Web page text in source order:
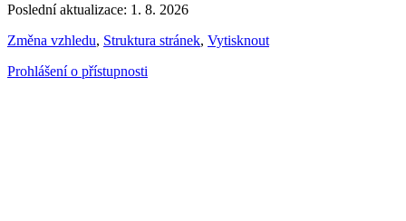
Poslední aktualizace: 1. 8. 2026
Změna vzhledu, Struktura stránek, Vytisknout
Prohlášení o přístupnosti